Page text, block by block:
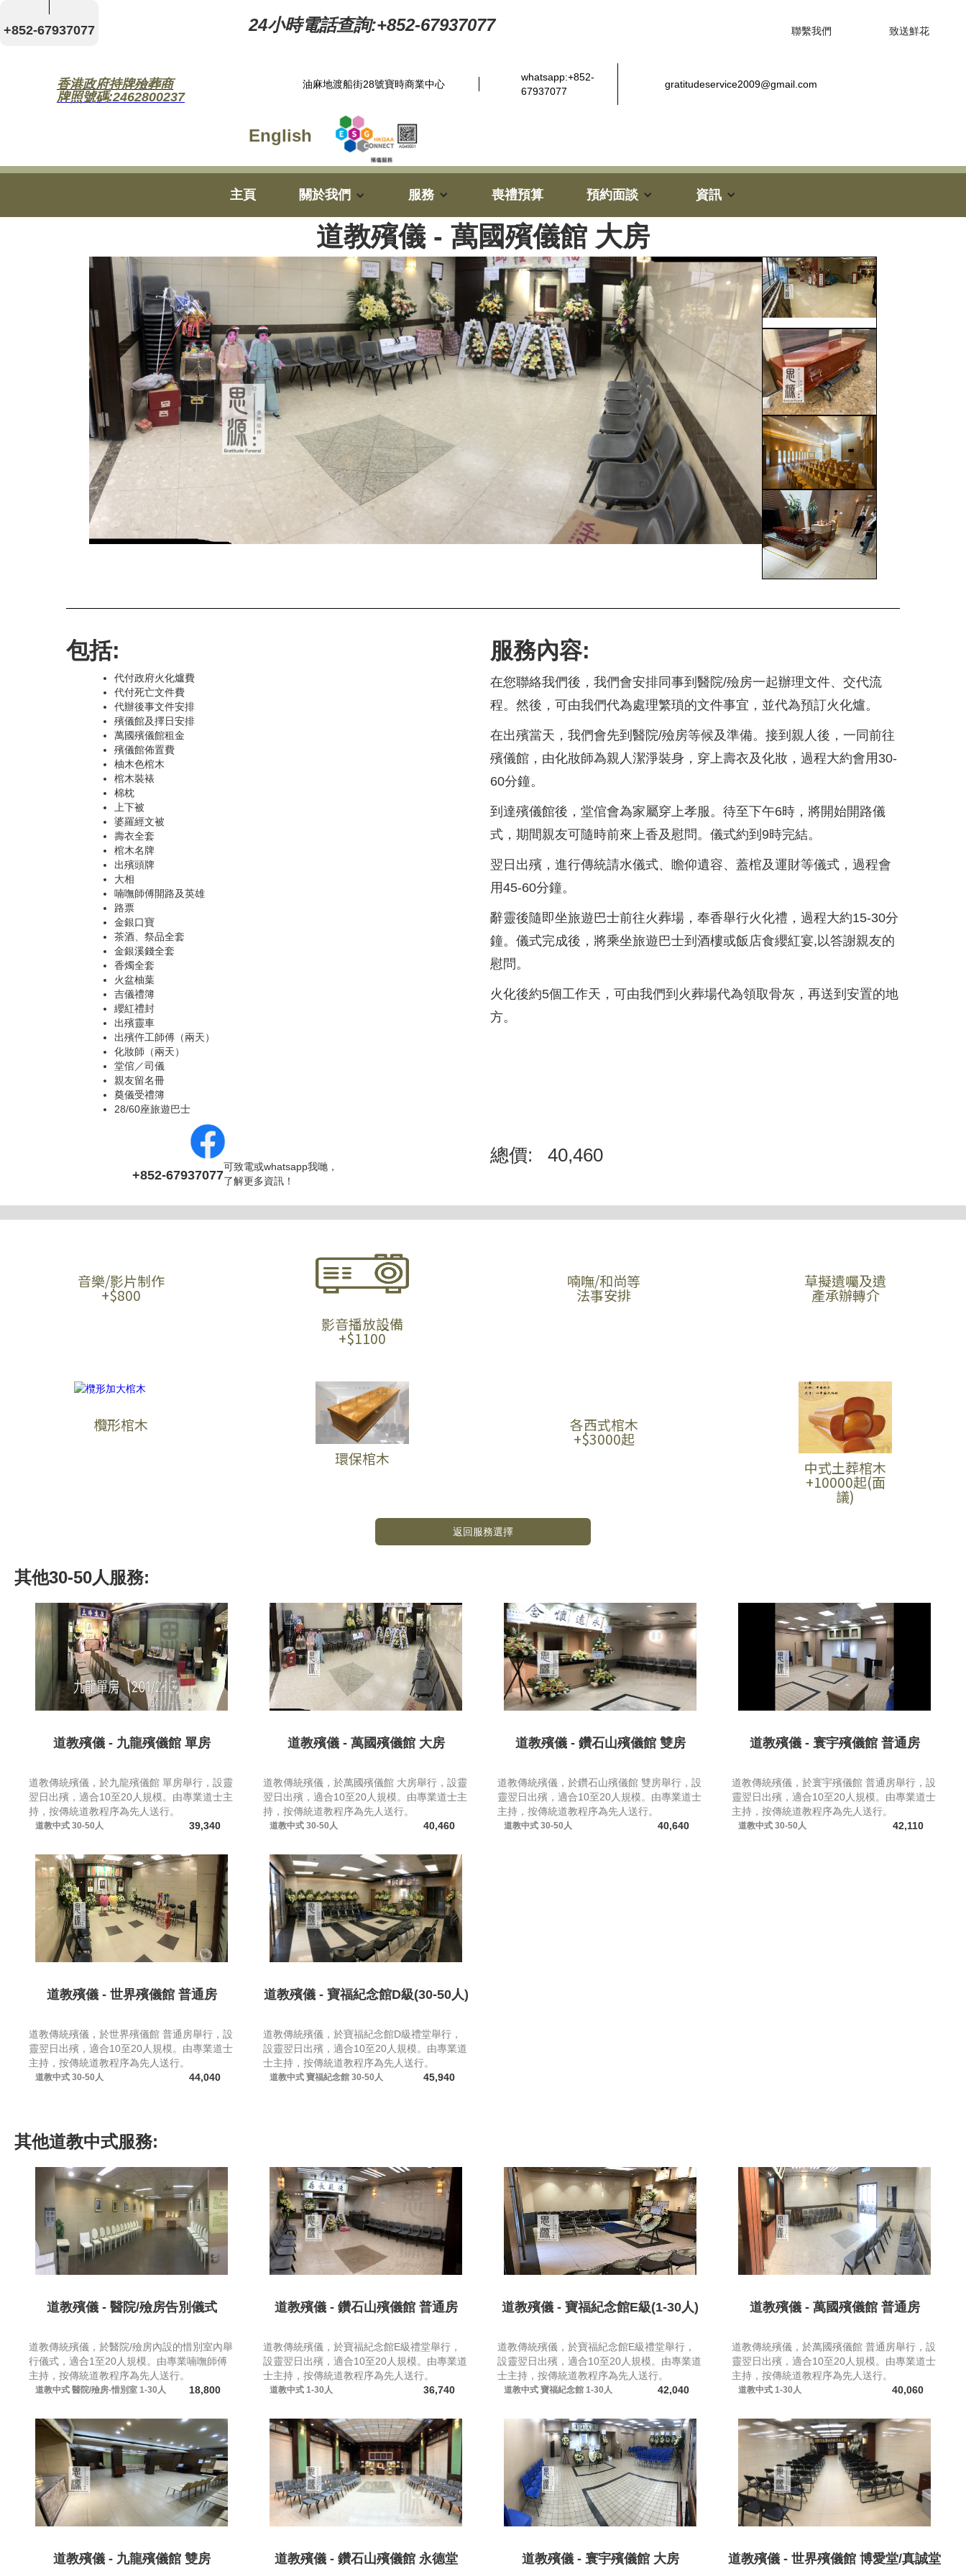
+852-67937077
香港政府持牌殮葬商
牌照號碼:2462800237
24小時電話查詢:+852-67937077 聯繫我們 致送鮮花
油麻地渡船街28號寶時商業中心
whatsapp:+852-
67937077
gratitudeservice2009@gmail.com
English
主頁 關於我們 服務 喪禮預算 預約面談 資訊
道教殯儀 - 萬國殯儀館 大房
包括:
代付政府火化爐費
代付死亡文件費
代辦後事文件安排
殯儀館及擇日安排
萬國殯儀館租金
殯儀館佈置費
柚木色棺木
棺木裝裱
棉枕
上下被
婆羅經文被
壽衣全套
棺木名牌
出殯頭牌
大相
喃嘸師傅開路及英雄
路票
金銀口寶
茶酒、祭品全套
金銀溪錢全套
香燭全套
火盆柚葉
吉儀禮簿
纓紅禮封
出殯靈車
出殯仵工師傅（兩天）
化妝師（兩天）
堂倌／司儀
親友留名冊
奠儀受禮簿
28/60座旅遊巴士
+852-67937077
可致電或whatsapp我哋，
了解更多資訊！
服務內容:
在您聯絡我們後，我們會安排同事到醫院/殮房一起辦理文件、交代流
程。然後，可由我們代為處理繁瑣的文件事宜，並代為預訂火化爐。
在出殯當天，我們會先到醫院/殮房等候及準備。接到親人後，一同前往
殯儀館，由化妝師為親人潔淨裝身，穿上壽衣及化妝，過程大約會用30-
60分鐘。
到達殯儀館後，堂倌會為家屬穿上孝服。待至下午6時，將開始開路儀
式，期間親友可隨時前來上香及慰問。儀式約到9時完結。
翌日出殯，進行傳統請水儀式、瞻仰遺容、蓋棺及運財等儀式，過程會
用45-60分鐘。
辭靈後隨即坐旅遊巴士前往火葬場，奉香舉行火化禮，過程大約15-30分
鐘。儀式完成後，將乘坐旅遊巴士到酒樓或飯店食纓紅宴,以答謝親友的
慰問。
火化後約5個工作天，可由我們到火葬場代為領取骨灰，再送到安置的地
方。
總價: 40,460
音樂/影片制作
+$800
影音播放設備
+$1100
喃嘸/和尚等
法事安排
草擬遺囑及遺
產承辦轉介
欖形棺木
環保棺木
各西式棺木
+$3000起
中式土葬棺木
+10000起(面
議)
返回服務選擇
其他30-50人服務:
道教殯儀 - 九龍殯儀館 單房
道教傳統殯儀，於九龍殯儀館 單房舉行，設靈
翌日出殯，適合10至20人規模。由專業道士主
持，按傳統道教程序為先人送行。
道教中式 30-50人 39,340
道教殯儀 - 萬國殯儀館 大房
道教傳統殯儀，於萬國殯儀館 大房舉行，設靈
翌日出殯，適合10至20人規模。由專業道士主
持，按傳統道教程序為先人送行。
道教中式 30-50人 40,460
道教殯儀 - 鑽石山殯儀館 雙房
道教傳統殯儀，於鑽石山殯儀館 雙房舉行，設
靈翌日出殯，適合10至20人規模。由專業道士
主持，按傳統道教程序為先人送行。
道教中式 30-50人 40,640
道教殯儀 - 寰宇殯儀館 普通房
道教傳統殯儀，於寰宇殯儀館 普通房舉行，設
靈翌日出殯，適合10至20人規模。由專業道士
主持，按傳統道教程序為先人送行。
道教中式 30-50人 42,110
道教殯儀 - 世界殯儀館 普通房
道教傳統殯儀，於世界殯儀館 普通房舉行，設
靈翌日出殯，適合10至20人規模。由專業道士
主持，按傳統道教程序為先人送行。
道教中式 30-50人 44,040
道教殯儀 - 寶福紀念館D級(30-50人)
道教傳統殯儀，於寶福紀念館D級禮堂舉行，
設靈翌日出殯，適合10至20人規模。由專業道
士主持，按傳統道教程序為先人送行。
道教中式 寶福紀念館 30-50人 45,940
其他道教中式服務:
道教殯儀 - 醫院/殮房告別儀式
道教傳統殯儀，於醫院/殮房內設的惜別室內舉
行儀式，適合1至20人規模。由專業喃嘸師傅
主持，按傳統道教程序為先人送行。
道教中式 醫院/殮房-惜別室 1-30人 18,800
道教殯儀 - 鑽石山殯儀館 普通房
道教傳統殯儀，於寶福紀念館E級禮堂舉行，
設靈翌日出殯，適合10至20人規模。由專業道
士主持，按傳統道教程序為先人送行。
道教中式 1-30人 36,740
道教殯儀 - 寶福紀念館E級(1-30人)
道教傳統殯儀，於寶福紀念館E級禮堂舉行，
設靈翌日出殯，適合10至20人規模。由專業道
士主持，按傳統道教程序為先人送行。
道教中式 寶福紀念館 1-30人 42,040
道教殯儀 - 萬國殯儀館 普通房
道教傳統殯儀，於萬國殯儀館 普通房舉行，設
靈翌日出殯，適合10至20人規模。由專業道士
主持，按傳統道教程序為先人送行。
道教中式 1-30人 40,060
道教殯儀 - 九龍殯儀館 雙房 道教殯儀 - 鑽石山殯儀館 永德堂 道教殯儀 - 寰宇殯儀館 大房 道教殯儀 - 世界殯儀館 博愛堂/真誠堂